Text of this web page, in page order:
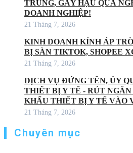
TRÙNG, GÂY HẬU QUẢ
DOANH NGHIỆP!
21 Tháng 7, 2026
KINH DOANH KÍNH ÁP
BỊ SÀN TIKTOK, SHOPEE
21 Tháng 7, 2026
DỊCH VỤ ĐỨNG TÊN, ỦY
THIẾT BỊ Y TẾ - RÚT
KHẨU THIẾT BỊ Y TẾ VÀO
21 Tháng 7, 2026
Chuyên mục